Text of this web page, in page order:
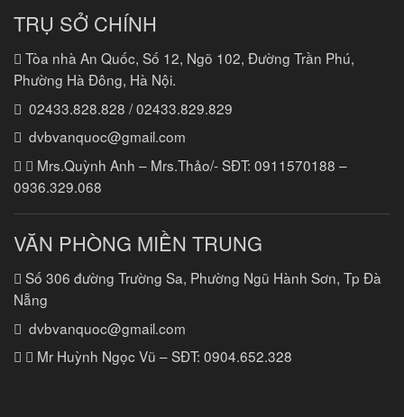
TRỤ SỞ CHÍNH
Tòa nhà An Quốc, Số 12, Ngõ 102, Đường Trần Phú,
Phường Hà Đông, Hà Nội.
02433.828.828 / 02433.829.829
dvbvanquoc@gmail.com
Mrs.Quỳnh Anh – Mrs.Thảo/- SĐT: 0911570188 –
0936.329.068
VĂN PHÒNG MIỀN TRUNG
Số 306 đường Trường Sa, Phường Ngũ Hành Sơn, Tp Đà
Nẵng
dvbvanquoc@gmail.com
Mr Huỳnh Ngọc Vũ – SĐT: 0904.652.328